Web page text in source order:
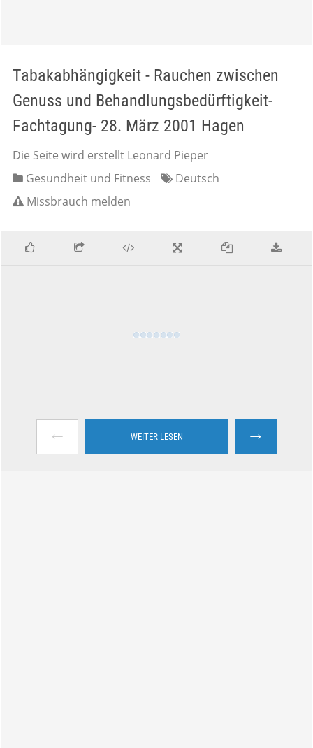
Tabakabhängigkeit - Rauchen zwischen
Genuss und Behandlungsbedürftigkeit-
Fachtagung- 28. März 2001 Hagen
Die Seite wird erstellt Leonard Pieper
Gesundheit und Fitness
Deutsch
Missbrauch melden
← WEITER LESEN →